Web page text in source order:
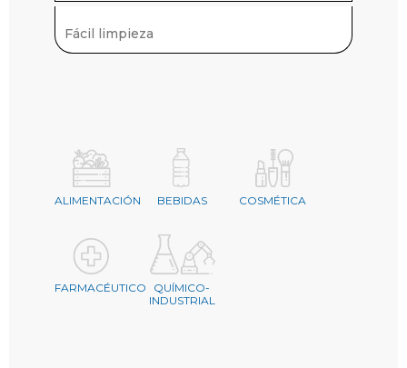
Fácil limpieza
ALIMENTACIÓN BEBIDAS COSMÉTICA
FARMACÉUTICO
QUÍMICO-
INDUSTRIAL